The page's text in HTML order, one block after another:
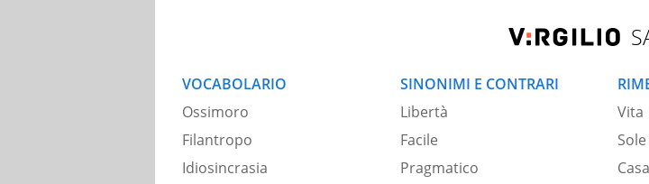
VOCABOLARIO
Ossimoro
Filantropo
Idiosincrasia
SINONIMI E CONTRARI
Libertà
Facile
Pragmatico
Vita
Sole
Casa